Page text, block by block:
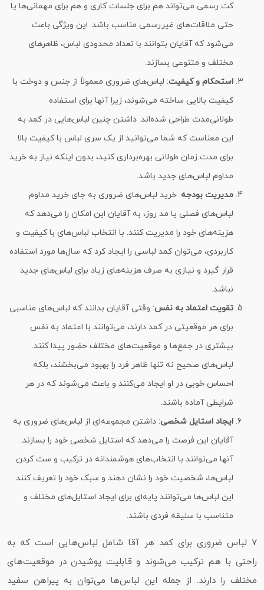
کت رسمی می‌تواند هم برای جلسات کاری و هم برای مهمانی‌ها یا
حتی ملاقات‌های غیررسمی مناسب باشد. این ویژگی باعث
می‌شود که آقایان بتوانند با تعداد محدودی لباس، ظاهرهای
مختلف و متنوعی بسازند.
استحکام و کیفیت: لباس‌های ضروری معمولاً از جنس و دوخت با
کیفیت بالایی ساخته می‌شوند، زیرا آنها برای استفاده
طولانی‌مدت طراحی شده‌اند. داشتن چنین لباس‌هایی در کمد به
این معناست که شما می‌توانید از یک سری لباس با کیفیت بالا
برای مدت زمان طولانی بهره‌برداری کنید، بدون اینکه نیاز به خرید
مداوم لباس‌های جدید باشد.
مدیریت بودجه: خرید لباس‌های ضروری به جای خرید مداوم
لباس‌های فصلی یا مد روز، به آقایان این امکان را می‌دهد که
هزینه‌های خود را مدیریت کنند. با انتخاب لباس‌های با کیفیت و
کاربردی، می‌توان کمد لباسی را ایجاد کرد که سال‌ها مورد استفاده
قرار گیرد و نیازی به صرف هزینه‌های زیاد برای لباس‌های جدید
نباشد.
تقویت اعتماد به نفس: وقتی آقایان بدانند که لباس‌های مناسبی
برای هر موقعیتی در کمد دارند، می‌توانند با اعتماد به نفس
بیشتری در جمع‌ها و موقعیت‌های مختلف حضور پیدا کنند.
لباس‌های صحیح نه تنها ظاهر فرد را بهبود می‌بخشند، بلکه
احساس خوبی در او ایجاد می‌کنند و باعث می‌شوند که در هر
شرایطی آماده باشند.
ایجاد استایل شخصی: داشتن مجموعه‌ای از لباس‌های ضروری به
آقایان این فرصت را می‌دهد که استایل شخصی خود را بسازند.
آنها می‌توانند با انتخاب‌های هوشمندانه در ترکیب و ست کردن
لباس‌ها، شخصیت خود را نشان دهند و سبک خود را تعریف کنند.
این لباس‌ها می‌توانند پایه‌ای برای ایجاد استایل‌های مختلف و
متناسب با سلیقه فردی باشند.
7 لباس ضروری برای کمد هر آقا شامل لباس‌هایی است که به
راحتی با هم ترکیب می‌شوند و قابلیت پوشیدن در موقعیت‌های
مختلف را دارند. از جمله این لباس‌ها می‌توان به پیراهن سفید